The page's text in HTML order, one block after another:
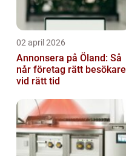
02 april 2026
Annonsera på Öland: Så
når företag rätt besökare
vid rätt tid